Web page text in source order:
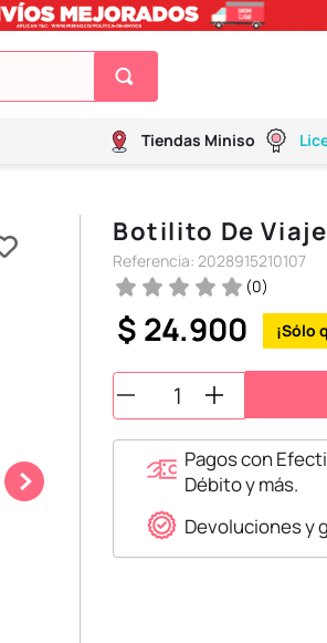
Tiendas Miniso
Botilito De
Referencia: 2028915210107
(0)
$ 24.900
Pagos con
Débito y más.
Devoluciones y